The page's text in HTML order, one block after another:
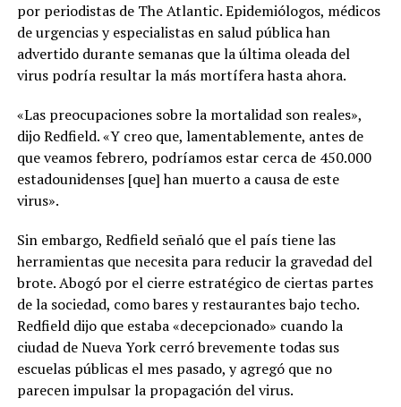
por periodistas de The Atlantic. Epidemiólogos, médicos
de urgencias y especialistas en salud pública han
advertido durante semanas que la última oleada del
virus podría resultar la más mortífera hasta ahora.
«Las preocupaciones sobre la mortalidad son reales»,
dijo Redfield. «Y creo que, lamentablemente, antes de
que veamos febrero, podríamos estar cerca de 450.000
estadounidenses [que] han muerto a causa de este
virus».
Sin embargo, Redfield señaló que el país tiene las
herramientas que necesita para reducir la gravedad del
brote. Abogó por el cierre estratégico de ciertas partes
de la sociedad, como bares y restaurantes bajo techo.
Redfield dijo que estaba «decepcionado» cuando la
ciudad de Nueva York cerró brevemente todas sus
escuelas públicas el mes pasado, y agregó que no
parecen impulsar la propagación del virus.